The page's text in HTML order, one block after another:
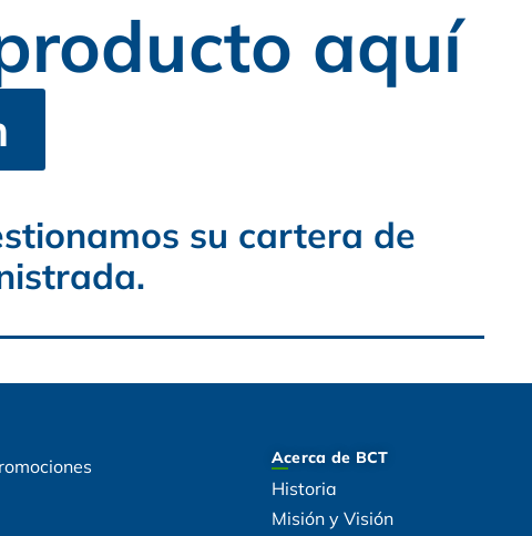
aquí
su cartera de
Acerca de BCT
Historia
Misión y Visión